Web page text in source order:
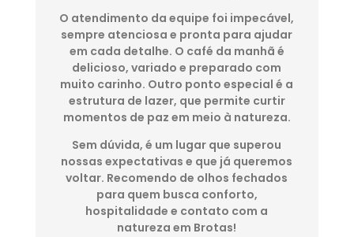
O atendimento da equipe foi impecável,
sempre atenciosa e pronta para ajudar
em cada detalhe. O café da manhã é
delicioso, variado e preparado com
muito carinho. Outro ponto especial é a
estrutura de lazer, que permite curtir
momentos de paz em meio à natureza.
Sem dúvida, é um lugar que superou
nossas expectativas e que já queremos
voltar. Recomendo de olhos fechados
para quem busca conforto,
hospitalidade e contato com a
natureza em Brotas!